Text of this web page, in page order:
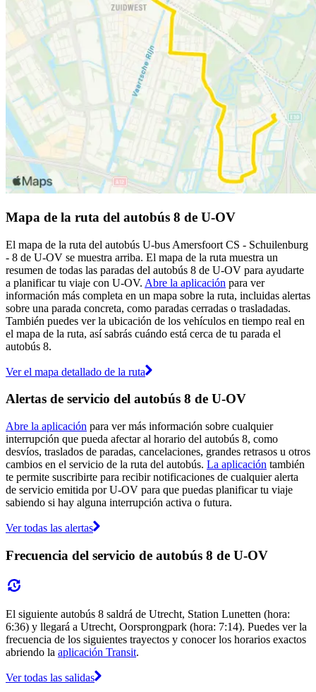
Mapa de la ruta del autobús 8 de U-OV
El mapa de la ruta del autobús U-bus Amersfoort CS - Schuilenburg
- 8 de U-OV se muestra arriba. El mapa de la ruta muestra un
resumen de todas las paradas del autobús 8 de U-OV para ayudarte
a planificar tu viaje con U-OV. Abre la aplicación para ver
información más completa en un mapa sobre la ruta, incluidas alertas
sobre una parada concreta, como paradas cerradas o trasladadas.
También puedes ver la ubicación de los vehículos en tiempo real en
el mapa de la ruta, así sabrás cuándo está cerca de tu parada el
autobús 8.
Ver el mapa detallado de la ruta
Alertas de servicio del autobús 8 de U-OV
Abre la aplicación para ver más información sobre cualquier
interrupción que pueda afectar al horario del autobús 8, como
desvíos, traslados de paradas, cancelaciones, grandes retrasos u otros
cambios en el servicio de la ruta del autobús. La aplicación también
te permite suscribirte para recibir notificaciones de cualquier alerta
de servicio emitida por U-OV para que puedas planificar tu viaje
sabiendo si hay alguna interrupción activa o futura.
Ver todas las alertas
Frecuencia del servicio de autobús 8 de U-OV
El siguiente autobús 8 saldrá de Utrecht, Station Lunetten (hora:
6:36) y llegará a Utrecht, Oorsprongpark (hora: 7:14). Puedes ver la
frecuencia de los siguientes trayectos y conocer los horarios exactos
abriendo la aplicación Transit.
Ver todas las salidas